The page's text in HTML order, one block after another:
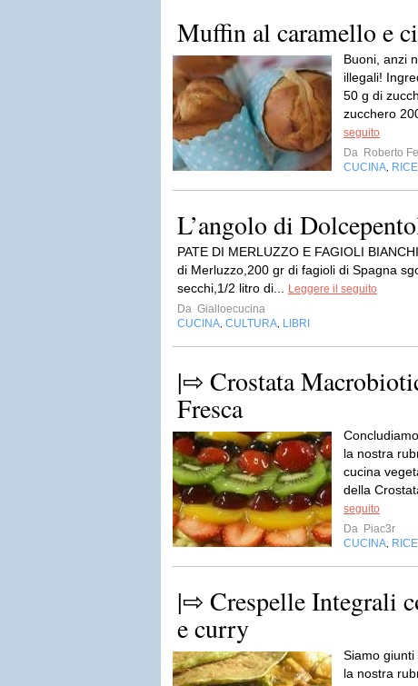
Muffin al caramello e
Buoni, anzi
illegali!
50 g di
zucchero
seguito
Da Roberto
CUCINA
L’angolo di
PATE DI MERLUZZO E FAGIOLI
di Merluzzo,200 gr di fagioli di Spagna
secchi,1/2 litro di...
Leggere il seguito
Da Gialloecucina
CUCINA CULTURA LIBRI
|⇨ Crostata
Fresca
la nostra
cucina
della
seguito
Da Piac3r
CUCINA
|⇨ Crespelle Integrali
e curry
Siamo
la nostra